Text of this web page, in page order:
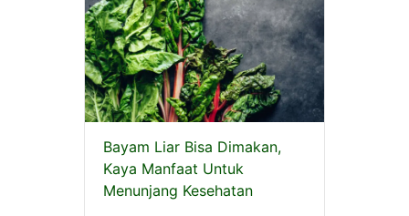
Bayam Liar Bisa Dimakan,
Kaya Manfaat Untuk
Menunjang Kesehatan